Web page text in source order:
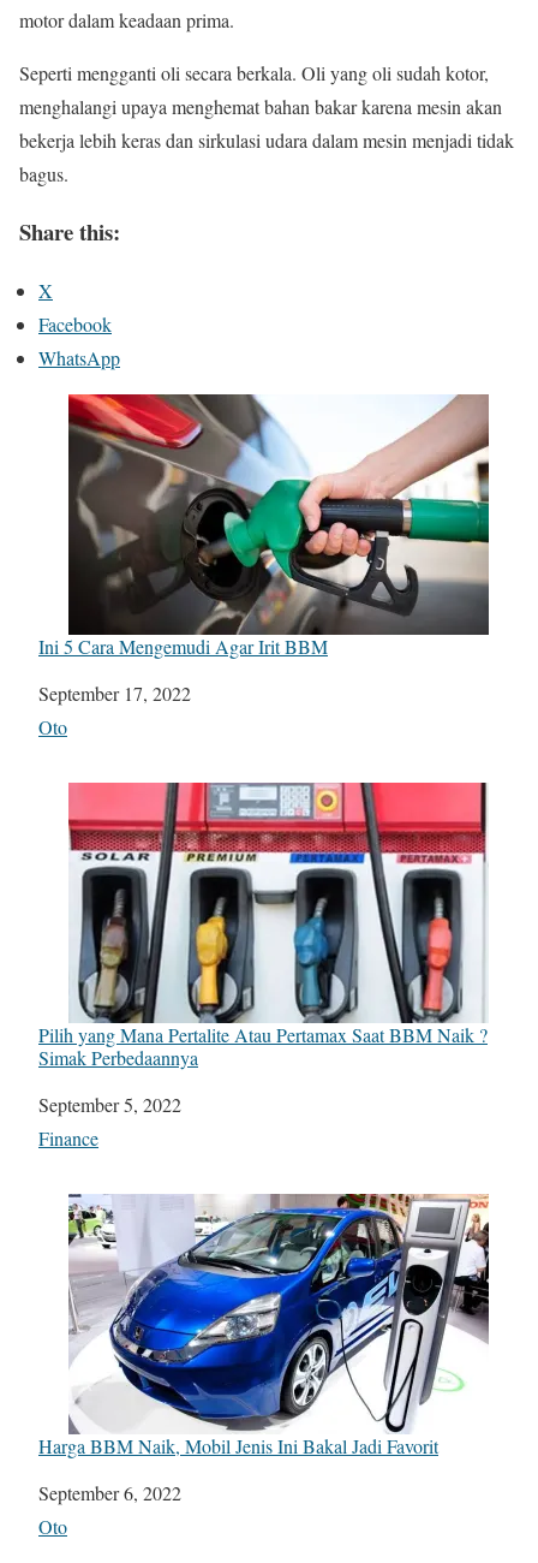
motor dalam keadaan prima.
Seperti mengganti oli secara berkala. Oli yang oli sudah kotor,
menghalangi upaya menghemat bahan bakar karena mesin akan
bekerja lebih keras dan sirkulasi udara dalam mesin menjadi tidak
bagus.
Share this:
X
Facebook
WhatsApp
Ini 5 Cara Mengemudi Agar Irit BBM
Date
September 17, 2022
In relation to
Oto
Pilih yang Mana Pertalite Atau Pertamax Saat BBM Naik ?
Simak Perbedaannya
Date
September 5, 2022
In relation to
Finance
Harga BBM Naik, Mobil Jenis Ini Bakal Jadi Favorit
Date
September 6, 2022
In relation to
Oto